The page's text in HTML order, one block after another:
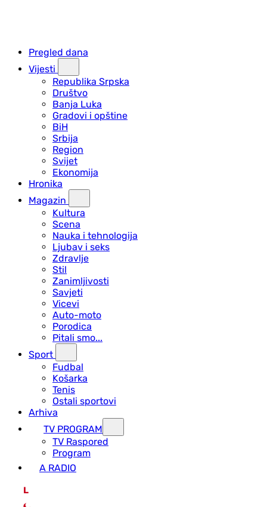
Pregled dana
Vijesti
Republika Srpska
Društvo
Banja Luka
Gradovi i opštine
BiH
Srbija
Region
Svijet
Ekonomija
Hronika
Magazin
Kultura
Scena
Nauka i tehnologija
Ljubav i seks
Zdravlje
Stil
Zanimljivosti
Savjeti
Vicevi
Auto-moto
Porodica
Pitali smo...
Sport
Fudbal
Košarka
Tenis
Ostali sportovi
Arhiva
TV PROGRAM
ТV Raspored
Program
A RADIO
L